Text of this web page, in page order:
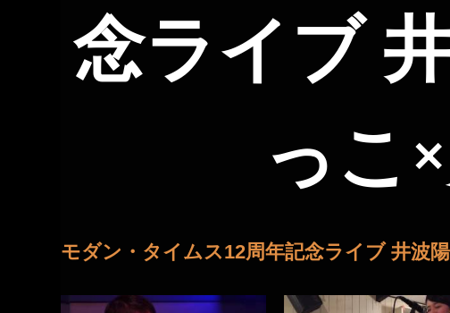
念ライブ
っこ
モダン・タイムス12周年記念ライブ 井波